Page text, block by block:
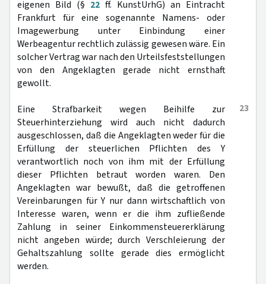
eigenen Bild (§ 22 ff. KunstUrhG) an Eintracht
Frankfurt für eine sogenannte Namens- oder
Imagewerbung unter Einbindung einer
Werbeagentur rechtlich zulässig gewesen wäre. Ein
solcher Vertrag war nach den Urteilsfeststellungen
von den Angeklagten gerade nicht ernsthaft
gewollt.
23
Eine Strafbarkeit wegen Beihilfe zur
Steuerhinterziehung wird auch nicht dadurch
ausgeschlossen, daß die Angeklagten weder für die
Erfüllung der steuerlichen Pflichten des Y
verantwortlich noch von ihm mit der Erfüllung
dieser Pflichten betraut worden waren. Den
Angeklagten war bewußt, daß die getroffenen
Vereinbarungen für Y nur dann wirtschaftlich von
Interesse waren, wenn er die ihm zufließende
Zahlung in seiner Einkommensteuererklärung
nicht angeben würde; durch Verschleierung der
Gehaltszahlung sollte gerade dies ermöglicht
werden.